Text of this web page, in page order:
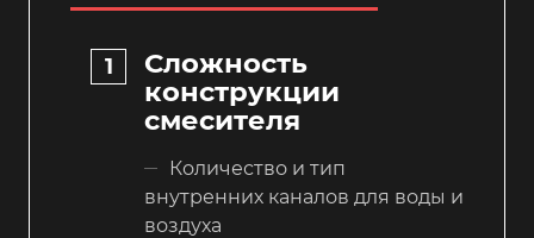
Сложность
конструкции
смесителя
Количество и тип
внутренних каналов для воды и
воздуха